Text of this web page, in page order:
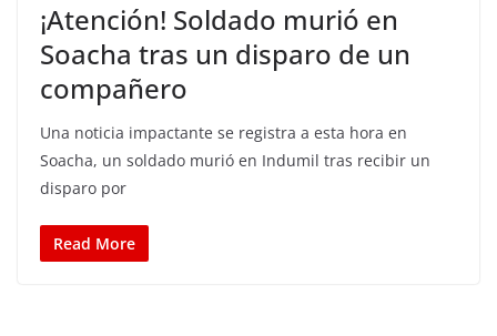
¡Atención! Soldado murió en
Soacha tras un disparo de un
compañero
Una noticia impactante se registra a esta hora en
Soacha, un soldado murió en Indumil tras recibir un
disparo por
Read More